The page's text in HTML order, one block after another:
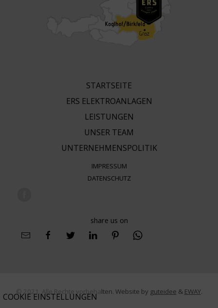
STARTSEITE
ERS ELEKTROANLAGEN
LEISTUNGEN
UNSER TEAM
UNTERNEHMENSPOLITIK
IMPRESSUM
DATENSCHUTZ
share us on
© 2021. Alle Rechte vorbehalten. Website by guteidee & EWAY.
COOKIE EINSTELLUNGEN